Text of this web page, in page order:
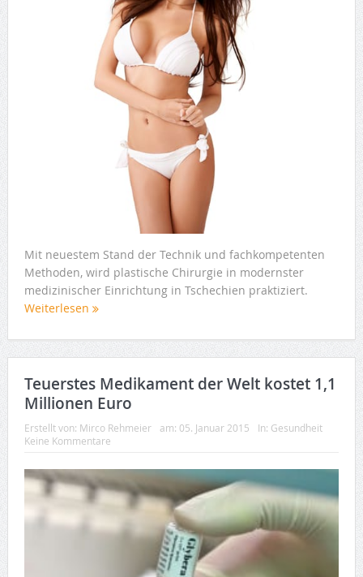
Mit neuestem Stand der Technik und fachkompetenten
Methoden, wird plastische Chirurgie in modernster
medizinischer Einrichtung in Tschechien praktiziert.
Weiterlesen
Teuerstes Medikament der Welt kostet 1,1
Millionen Euro
Erstellt von: Mirco Rehmeier am: 05. Januar 2015 In: Gesundheit
Keine Kommentare